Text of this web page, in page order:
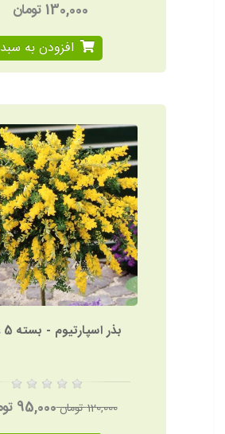
130,000 تومان
افزودن به سبد
بذر اسپارتیوم - بسته 5 عددی
120,000 تومان
95,000 تومان